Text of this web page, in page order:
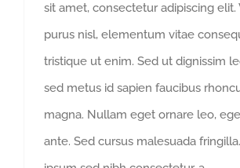
sit amet, consectetur adipiscing elit.
purus nisl, elementum vitae
tristique ut enim. Sed ut dignissim
sed metus id sapien faucibus
magna. Nullam eget ornare leo,
ante. Sed cursus malesuada